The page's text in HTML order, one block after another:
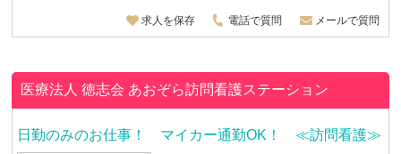
求人を保存 電話で質問 メールで質問
医療法人 徳志会 あおぞら訪問看護ステーション
日勤のみのお仕事！ マイカー通勤OK！ ≪訪問看護≫